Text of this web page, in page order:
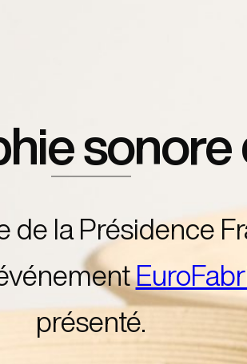
sonore
la Présidence
présenté.